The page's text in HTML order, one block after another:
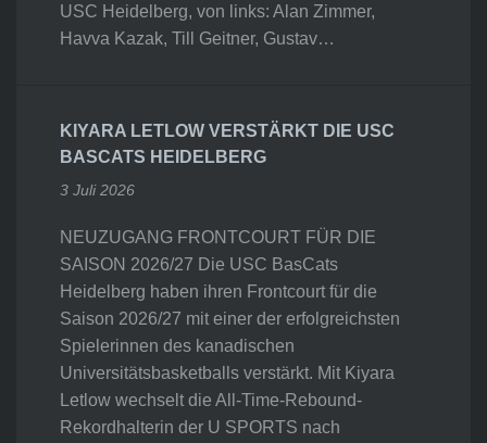
USC Heidelberg, von links: Alan Zimmer,
Havva Kazak, Till Geitner, Gustav…
KIYARA LETLOW VERSTÄRKT DIE USC
BASCATS HEIDELBERG
3 Juli 2026
NEUZUGANG FRONTCOURT FÜR DIE
SAISON 2026/27 Die USC BasCats
Heidelberg haben ihren Frontcourt für die
Saison 2026/27 mit einer der erfolgreichsten
Spielerinnen des kanadischen
Universitätsbasketballs verstärkt. Mit Kiyara
Letlow wechselt die All-Time-Rebound-
Rekordhalterin der U SPORTS nach